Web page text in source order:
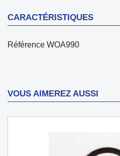
CARACTÉRISTIQUES
Référence WOA990
VOUS AIMEREZ AUSSI